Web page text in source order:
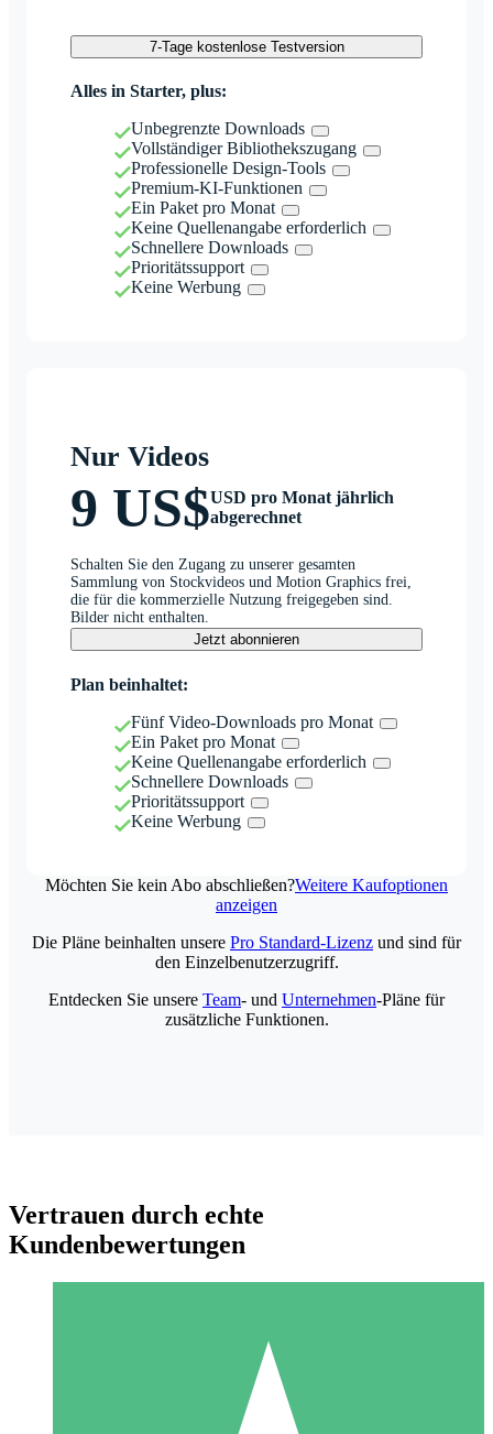
7-Tage kostenlose Testversion
Alles in Starter, plus:
Unbegrenzte Downloads
Vollständiger Bibliothekszugang
Professionelle Design-Tools
Premium-KI-Funktionen
Ein Paket pro Monat
Keine Quellenangabe erforderlich
Schnellere Downloads
Prioritätssupport
Keine Werbung
Nur Videos
9 US$USD pro Monat jährlich
abgerechnet
Schalten Sie den Zugang zu unserer gesamten
Sammlung von Stockvideos und Motion Graphics frei,
die für die kommerzielle Nutzung freigegeben sind.
Bilder nicht enthalten.
Jetzt abonnieren
Plan beinhaltet:
Fünf Video-Downloads pro Monat
Ein Paket pro Monat
Keine Quellenangabe erforderlich
Schnellere Downloads
Prioritätssupport
Keine Werbung
Möchten Sie kein Abo abschließen?Weitere Kaufoptionen
anzeigen
Individuelle Credit-Pakete
Die Pläne beinhalten unsere Pro Standard-Lizenz und sind für
den Einzelbenutzerzugriff.
Entdecken Sie unsere Team- und Unternehmen-Pläne für
zusätzliche Funktionen.
Vertrauen durch echte
Kundenbewertungen